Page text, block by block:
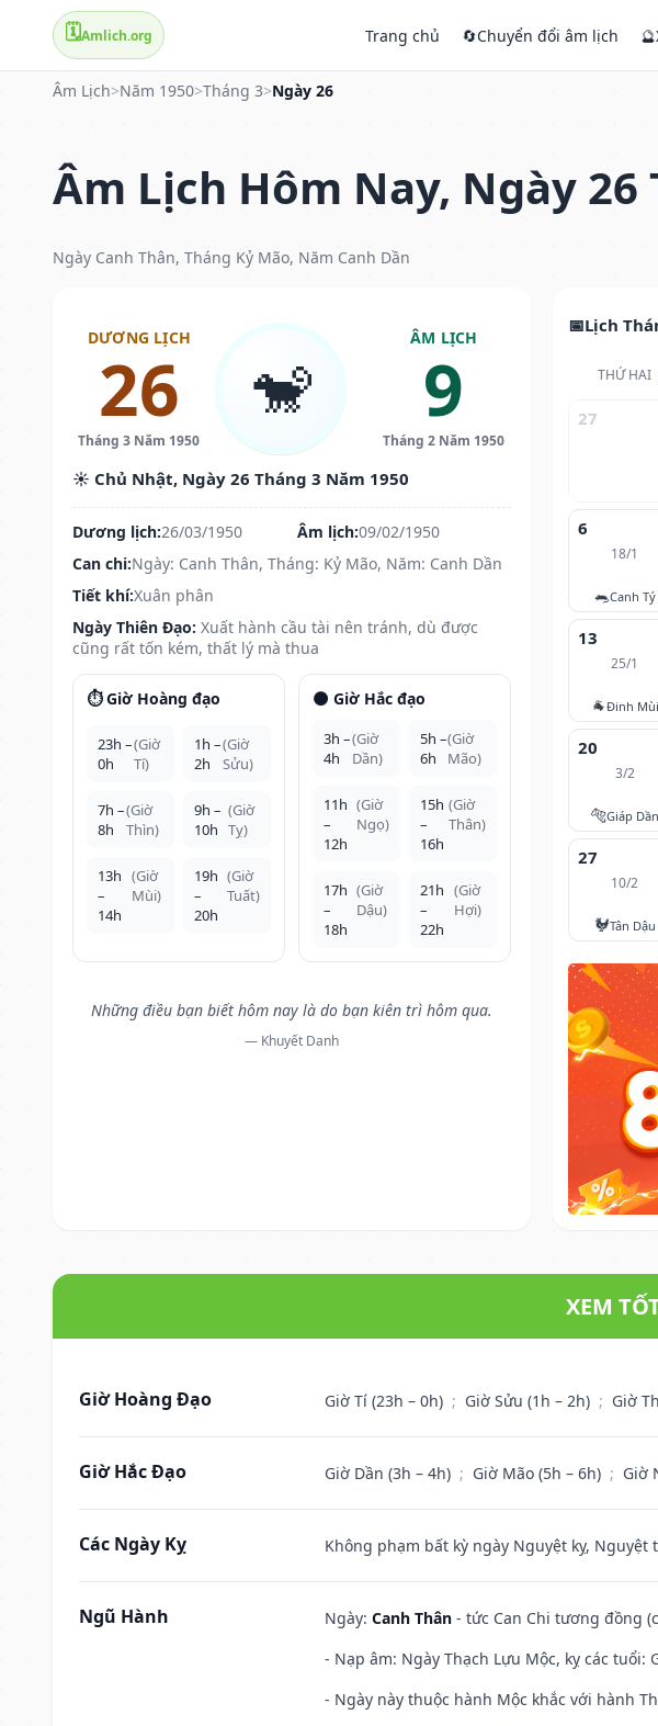
🗓️Amlich.org Trang chủ 🔄Chuyển đổi âm lịch 🔮
Âm Lịch>Năm 1950>Tháng 3>Ngày 26
Âm Lịch Hôm Nay, Ngày 26
Ngày Canh Thân, Tháng Kỷ Mão, Năm Canh Dần
DƯƠNG LỊCH
26
Tháng 3 Năm 1950
🐒
ÂM LỊCH
9
Tháng 2 Năm 1950
☀️ Chủ Nhật, Ngày 26 Tháng 3 Năm 1950
Dương lịch:26/03/1950 Âm lịch:09/02/1950
Can chi:Ngày: Canh Thân, Tháng: Kỷ Mão, Năm: Canh Dần
Tiết khí:Xuân phân
Ngày Thiên Đạo: Xuất hành cầu tài nên tránh, dù được
cũng rất tốn kém, thất lý mà thua
⏱️ Giờ Hoàng đạo
23h –
0h
(Giờ
Tí)
1h –
2h
(Giờ
Sửu)
7h –
8h
(Giờ
Thìn)
9h –
10h
(Giờ
Tỵ)
13h
–
14h
(Giờ
Mùi)
19h
–
20h
(Giờ
Tuất)
🌑 Giờ Hắc đạo
3h –
4h
(Giờ
Dần)
5h –
6h
(Giờ
Mão)
11h
–
12h
(Giờ
Ngọ)
15h
–
16h
(Giờ
Thân)
17h
–
18h
(Giờ
Dậu)
21h
–
22h
(Giờ
Hợi)
Những điều bạn biết hôm nay là do bạn kiên trì hôm qua.
— Khuyết Danh
Lịch
THỨ HAI
27
6
18/1
🐀Canh Tý
13
25/1
🐐Đinh Mùi
20
3/2
🐅Giáp Dần
27
10/2
🐓Tân Dậu
XEM
Giờ Hoàng Đạo Giờ Tí (23h – 0h) ; Giờ Sửu (1h – 2h) ; Giờ
Giờ Hắc Đạo Giờ Dần (3h – 4h) ; Giờ Mão (5h – 6h) ; Giờ
Các Ngày Kỵ Không phạm bất kỳ ngày Nguyệt kỵ,
Ngũ Hành Ngày: Canh Thân - tức Can Chi tương đồng
- Nạp âm: Ngày Thạch Lựu Mộc, kỵ các tuổi:
- Ngày này thuộc hành Mộc khắc với hành